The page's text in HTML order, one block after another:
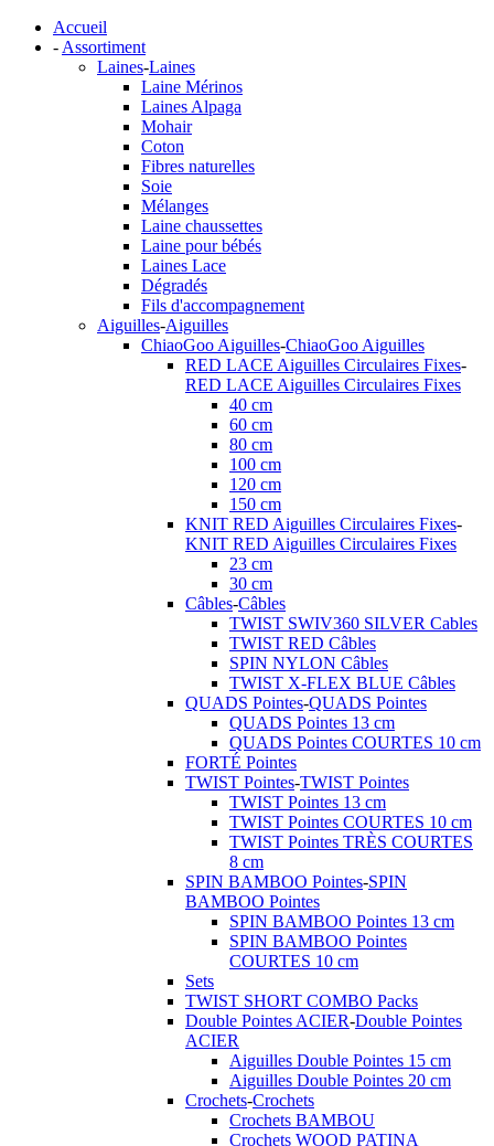
Accueil
- Assortiment
Laines-Laines
Laine Mérinos
Laines Alpaga
Mohair
Coton
Fibres naturelles
Soie
Mélanges
Laine chaussettes
Laine pour bébés
Laines Lace
Dégradés
Fils d'accompagnement
Aiguilles-Aiguilles
ChiaoGoo Aiguilles-ChiaoGoo Aiguilles
RED LACE Aiguilles Circulaires Fixes-
RED LACE Aiguilles Circulaires Fixes
40 cm
60 cm
80 cm
100 cm
120 cm
150 cm
KNIT RED Aiguilles Circulaires Fixes-
KNIT RED Aiguilles Circulaires Fixes
23 cm
30 cm
Câbles-Câbles
TWIST SWIV360 SILVER Cables
TWIST RED Câbles
SPIN NYLON Câbles
TWIST X-FLEX BLUE Câbles
QUADS Pointes-QUADS Pointes
QUADS Pointes 13 cm
QUADS Pointes COURTES 10 cm
FORTÉ Pointes
TWIST Pointes-TWIST Pointes
TWIST Pointes 13 cm
TWIST Pointes COURTES 10 cm
TWIST Pointes TRÈS COURTES
8 cm
SPIN BAMBOO Pointes-SPIN
BAMBOO Pointes
SPIN BAMBOO Pointes 13 cm
SPIN BAMBOO Pointes
COURTES 10 cm
Sets
TWIST SHORT COMBO Packs
Double Pointes ACIER-Double Pointes
ACIER
Aiguilles Double Pointes 15 cm
Aiguilles Double Pointes 20 cm
Crochets-Crochets
Crochets BAMBOU
Crochets WOOD PATINA